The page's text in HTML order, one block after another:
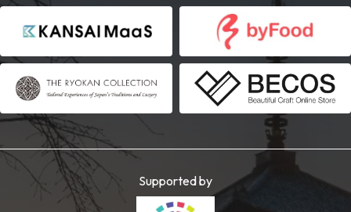
Supported by